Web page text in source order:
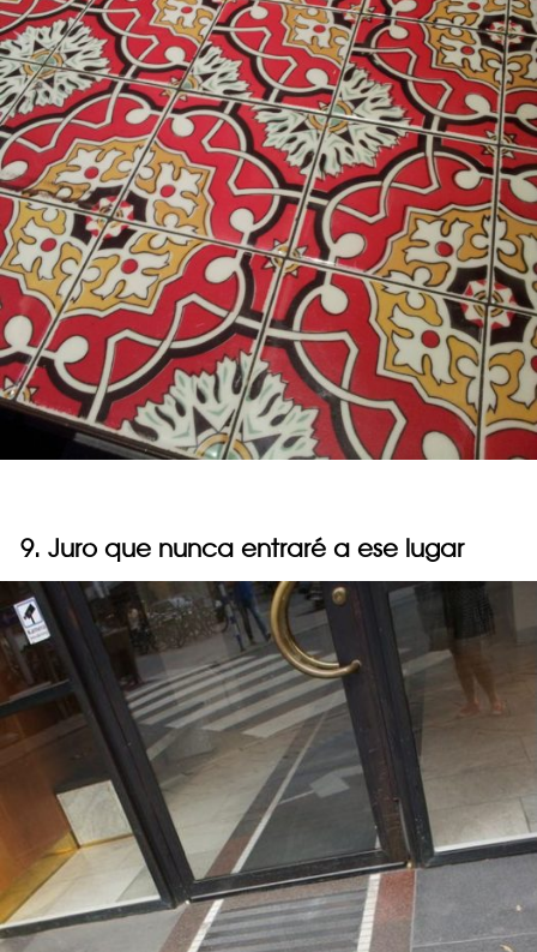
9. Juro que nunca entraré a ese lugar